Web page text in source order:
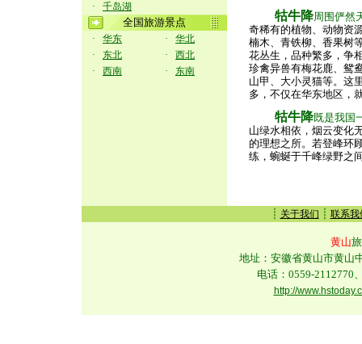
·
千岛湖
全国旅游景点
· 华东 ·
华北
·
东北 ·
西北
·
西南 · 东南
牯牛降周围俨然
奇稀有的植物、动物资
楠木、青铁柳、香果树
花丛生，品种繁多，争
珍禽异兽有梅花鹿、鸳
山甲、大小灵猫等。这
多，不仅在华东地区，
牯牛降既是我国
山绿水相依，烟云变化
的理想之所。若登峰环
练，蜿蜒于千峰绿野之
┊ 关于我们 ┊ 联系我
黄山
地址：安徽省黄山市黄山
电话：0559-2112770
http://